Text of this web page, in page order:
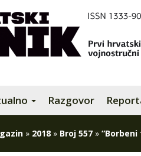
Razgovor
» 2018 » Broj 557 »